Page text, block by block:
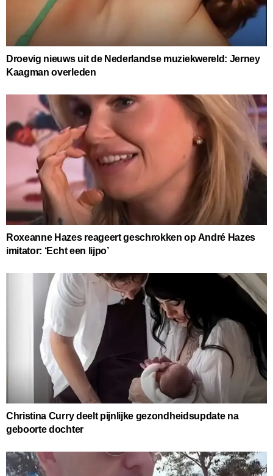
Droevig nieuws uit de Nederlandse muziekwereld: Jerney
Kaagman overleden
Roxeanne Hazes reageert geschrokken op André Hazes
imitator: ‘Echt een lijpo’
Christina Curry deelt pijnlijke gezondheidsupdate na
geboorte dochter